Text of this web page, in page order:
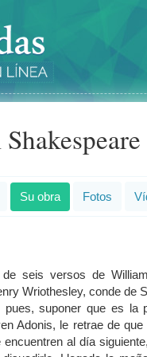
Su obra Fotos
seis versos de
Wriothesley, conde de
pues, suponer que es la
Adonis, le retrae de
al día